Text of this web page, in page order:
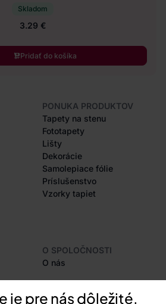
je pre nás dôležité.
Skladom
3.29 €
Pridať do košíka
PONUKA PRODUKTOV
Tapety na stenu
Fototapety
Lišty
Dekorácie
Samolepiace fólie
Príslušenstvo
Vzorky tapiet
O SPOLOČNOSTI
O nás